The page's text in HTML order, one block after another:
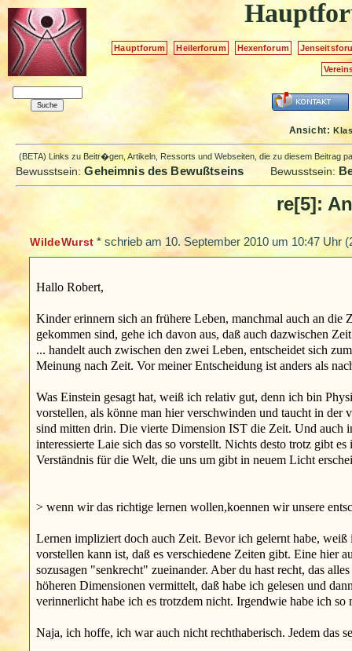
Hauptforum Heilerforum Hexenforum
Ansicht:
(BETA) Links zu Beitr�gen, Artikeln, Ressorts und Webseiten, die zu diesem Beitrag
Bewusstsein:Geheimnis des Bewußtseins Bewusstsein:
re[5]:
WildeWurst*schrieb am 10. September 2010 um 10:47 Uhr
Hallo Robert,
Kinder erinnern sich an frühere Leben, manchmal auch an
gekommen sind, gehe ich davon aus, daß auch dazwischen
... handelt auch zwischen den zwei Leben, entscheidet sich
Meinung nach Zeit. Vor meiner Entscheidung ist anders als
Was Einstein gesagt hat, weiß ich relativ gut, denn ich bin
vorstellen, als könne man hier verschwinden und taucht in
sind mitten drin. Die vierte Dimension IST die Zeit. Und auch
interessierte Laie sich das so vorstellt. Nichts desto trotz gibt
Verständnis für die Welt, die uns um gibt in neuem Licht
> wenn wir das richtige lernen wollen,koennen wir unsere
Lernen impliziert doch auch Zeit. Bevor ich gelernt habe,
vorstellen kann ist, daß es verschiedene Zeiten gibt. Eine hier
sozusagen "senkrecht" zueinander. Aber du hast recht, das
höheren Dimensionen vermittelt, daß habe ich gelesen und
verinnerlicht habe ich es trotzdem nicht. Irgendwie habe ich
Naja, ich hoffe, ich war auch nicht rechthaberisch. Jedem das